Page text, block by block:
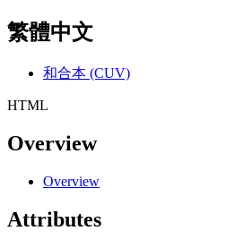
繁體中文
和合本 (CUV)
HTML
Overview
Overview
Attributes